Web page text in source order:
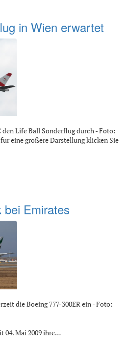
in Wien erwartet
den Life Ball Sonderflug durch - Foto:
eine größere Darstellung klicken Sie
bei Emirates
die Boeing 777-300ER ein - Foto:
04. Mai 2009 ihre…